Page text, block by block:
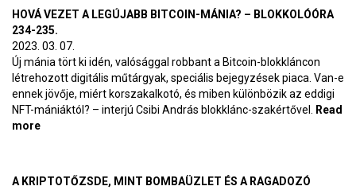
HOVÁ VEZET A LEGÚJABB BITCOIN-MÁNIA? – BLOKKOLÓÓRA
234-235.
2023. 03. 07.
Új mánia tört ki idén, valósággal robbant a Bitcoin-blokkláncon
létrehozott digitális műtárgyak, speciális bejegyzések piaca. Van-e
ennek jövője, miért korszakalkotó, és miben különbözik az eddigi
NFT-mániáktól? – interjú Csibi András blokklánc-szakértővel.
Read
more
A KRIPTOTŐZSDE, MINT BOMBAÜZLET ÉS A RAGADOZÓ